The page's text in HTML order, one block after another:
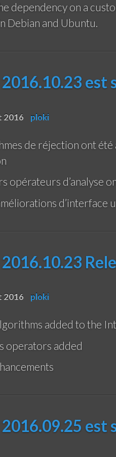
dependency on a
Debian and Ubuntu.
est
2016 ploki
de réjection ont été
opérateurs d’analyse
d’interface
2016 ploki
added to the
operators added
est